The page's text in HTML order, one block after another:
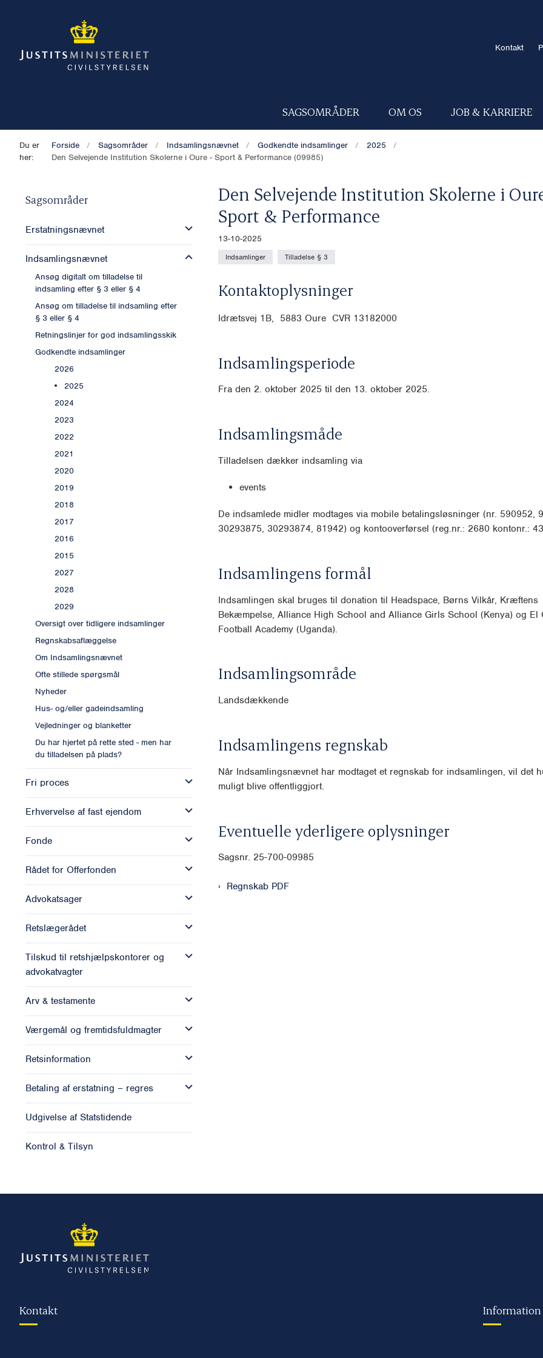
Kontakt
SAGSOMRÅDER OM OS JOB & KARRIERE
Du er
her:
Forside Sagsområder Indsamlingsnævnet Godkendte indsamlinger
2025
Den Selvejende Institution Skolerne i Oure - Sport & Performance (09985)
Sagsområder
Erstatningsnævnet
Indsamlingsnævnet
Ansøg digitalt om tilladelse til
indsamling efter § 3 eller § 4
Ansøg om tilladelse til indsamling efter
§ 3 eller § 4
Retningslinjer for god indsamlingsskik
Godkendte indsamlinger
2026
2025
2024
2023
2022
2021
2020
2019
2018
2017
2016
2015
2027
2028
2029
Oversigt over tidligere indsamlinger
Regnskabsaflæggelse
Om Indsamlingsnævnet
Ofte stillede spørgsmål
Nyheder
Hus- og/eller gadeindsamling
Vejledninger og blanketter
Du har hjertet på rette sted - men har
du tilladelsen på plads?
Fri proces
Erhvervelse af fast ejendom
Fonde
Rådet for Offerfonden
Advokatsager
Retslægerådet
Tilskud til retshjælpskontorer og
advokatvagter
Arv & testamente
Værgemål og fremtidsfuldmagter
Retsinformation
Betaling af erstatning – regres
Udgivelse af Statstidende
Kontrol & Tilsyn
Den Selvejende Institution Skolerne i
Sport & Performance
13-10-2025
Indsamlinger Tilladelse § 3
Kontaktoplysninger
Idrætsvej 1B, 5883 Oure CVR 13182000
Indsamlingsperiode
Fra den 2. oktober 2025 til den 13. oktober 2025.
Indsamlingsmåde
Tilladelsen dækker indsamling via
events
De indsamlede midler modtages via mobile betalingsløsninger (nr. 590952,
30293875, 30293874, 81942) og kontooverførsel (reg.nr.: 2680 kontonr.:
Indsamlingens formål
Indsamlingen skal bruges til donation til Headspace, Børns Vilkår, Kræftens
Bekæmpelse, Alliance High School and Alliance Girls School (Kenya) og El
Football Academy (Uganda).
Indsamlingsområde
Landsdækkende
Indsamlingens regnskab
Når Indsamlingsnævnet har modtaget et regnskab for indsamlingen, vil det
muligt blive offentliggjort.
Eventuelle yderligere oplysninger
Sagsnr. 25-700-09985
Regnskab PDF
Kontakt Information